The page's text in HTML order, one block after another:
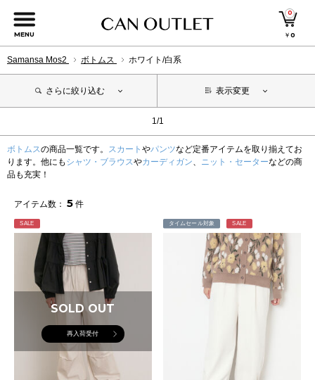
MENU
0
￥0
Samansa Mos2 ボトムス ホワイト/白系
さらに絞り込む 表示変更
1/1
ボトムスの商品一覧です。 スカート やパンツなど定番アイテムを取り揃えてお
ります。他にも シャツ・ブラウスやカーディガン、 ニット・セーターなどの商
品も充実！
アイテム数： 5 件
SALE
SOLD OUT
再入荷受付
タイムセール対象 SALE